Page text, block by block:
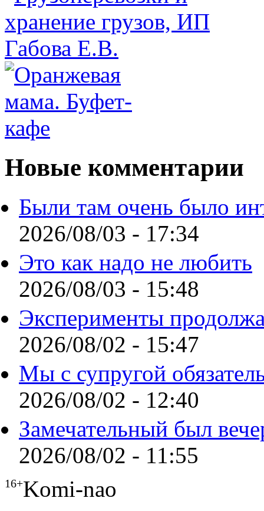
Новые комментарии
Были там очень было
2026/08/03 - 17:34
Это как надо не любить
2026/08/03 - 15:48
Эксперименты
2026/08/02 - 15:47
Мы с супругой
2026/08/02 - 12:40
Замечательный был
2026/08/02 - 11:55
16+Komi-nao